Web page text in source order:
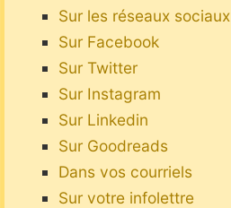
Sur les réseaux sociaux
Sur Facebook
Sur Twitter
Sur Instagram
Sur Linkedin
Sur Goodreads
Dans vos courriels
Sur votre infolettre